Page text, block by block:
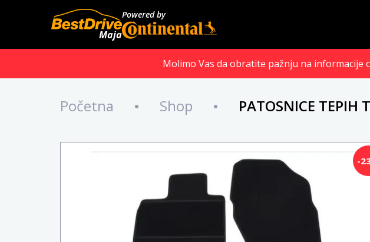
Maja
Powered by
Molimo Vas da obratite pažnju na
Početna • Shop • PATOSNICE TEPIH
-